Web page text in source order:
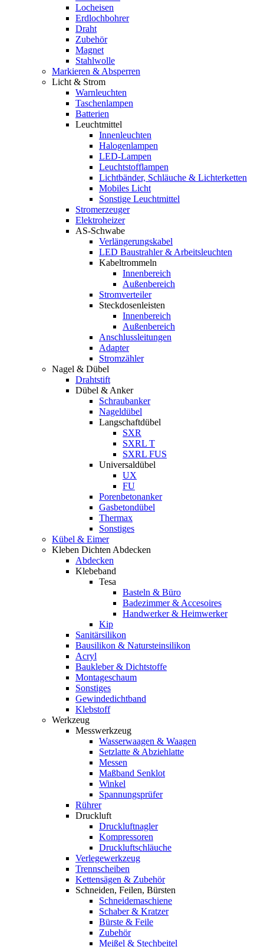
Locheisen
Erdlochbohrer
Draht
Zubehör
Magnet
Stahlwolle
Markieren & Absperren
Licht & Strom
Warnleuchten
Taschenlampen
Batterien
Leuchtmittel
Innenleuchten
Halogenlampen
LED-Lampen
Leuchtstofflampen
Lichtbänder, Schläuche & Lichterketten
Mobiles Licht
Sonstige Leuchtmittel
Stromerzeuger
Elektroheizer
AS-Schwabe
Verlängerungskabel
LED Baustrahler & Arbeitsleuchten
Kabeltrommeln
Innenbereich
Außenbereich
Stromverteiler
Steckdosenleisten
Innenbereich
Außenbereich
Anschlussleitungen
Adapter
Stromzähler
Nagel & Dübel
Drahtstift
Dübel & Anker
Schraubanker
Nageldübel
Langschaftdübel
SXR
SXRL T
SXRL FUS
Universaldübel
UX
FU
Porenbetonanker
Gasbetondübel
Thermax
Sonstiges
Kübel & Eimer
Kleben Dichten Abdecken
Abdecken
Klebeband
Tesa
Basteln & Büro
Badezimmer & Accesoires
Handwerker & Heimwerker
Kip
Sanitärsilikon
Bausilikon & Natursteinsilikon
Acryl
Baukleber & Dichtstoffe
Montageschaum
Sonstiges
Gewindedichtband
Klebstoff
Werkzeug
Messwerkzeug
Wasserwaagen & Waagen
Setzlatte & Abziehlatte
Messen
Maßband Senklot
Winkel
Spannungsprüfer
Rührer
Druckluft
Druckluftnagler
Kompressoren
Druckluftschläuche
Verlegewerkzeug
Trennscheiben
Kettensägen & Zubehör
Schneiden, Feilen, Bürsten
Schneidemaschiene
Schaber & Kratzer
Bürste & Feile
Zubehör
Meißel & Stechbeitel